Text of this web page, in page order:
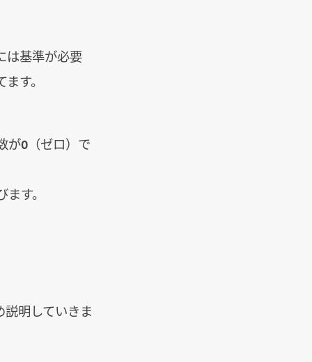
は基準が必要
す。
が0（ゼロ）で
す。
明していきま